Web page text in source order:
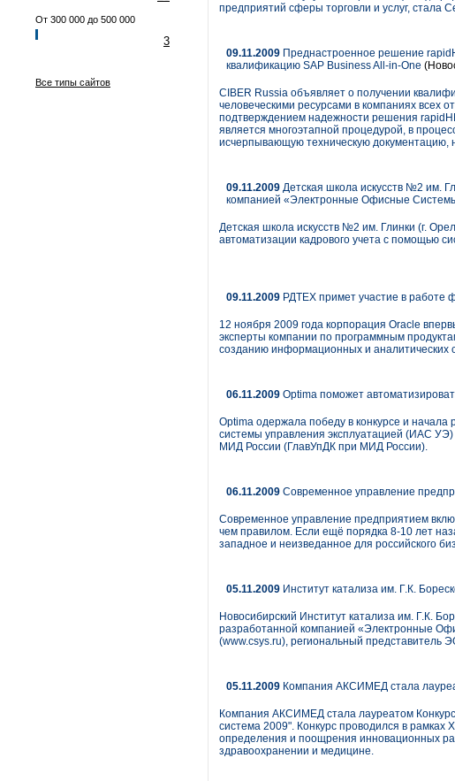
От 300 000 до 500 000
3
Все типы сайтов
предприятий сферы торговли и услуг, стала
09.11.2009 Преднастроенное решение
квалификацию SAP Business All-in-One
CIBER Russia объявляет о получении
человеческими ресурсами в компаниях всех
подтверждением надежности решения
является многоэтапной процедурой, в
исчерпывающую техническую документацию,
09.11.2009 Детская школа искусств №2 им.
компанией «Электронные Офисные
Детская школа искусств №2 им. Глинки (г.
автоматизации кадрового учета с помощью
09.11.2009 РДТЕХ примет участие в работе
12 ноября 2009 года корпорация Oracle
эксперты компании по программным
созданию информационных и аналитических
06.11.2009 Optima поможет
Optima одержала победу в конкурсе и
системы управления эксплуатацией (ИАС
МИД России (ГлавУпДК при МИД России).
06.11.2009 Современное управление
Современное управление предприятием
чем правилом. Если ещё порядка 8-10 лет
западное и неизведанное для российского
05.11.2009 Институт катализа им. Г.К.
Новосибирский Институт катализа им. Г.К.
разработанной компанией «Электронные
(www.csys.ru), региональный представитель
05.11.2009 Компания АКСИМЕД стала
Компания АКСИМЕД стала лауреатом
система 2009". Конкурс проводился в
определения и поощрения инновационных
здравоохранении и медицине.